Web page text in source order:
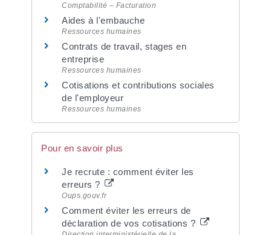
Comptabilité – Facturation
Aides à l'embauche
Ressources humaines
Contrats de travail, stages en
entreprise
Ressources humaines
Cotisations et contributions sociales
de l'employeur
Ressources humaines
Pour en savoir plus
Je recrute : comment éviter les
erreurs ?
Oups.gouv.fr
Comment éviter les erreurs de
déclaration de vos cotisations ?